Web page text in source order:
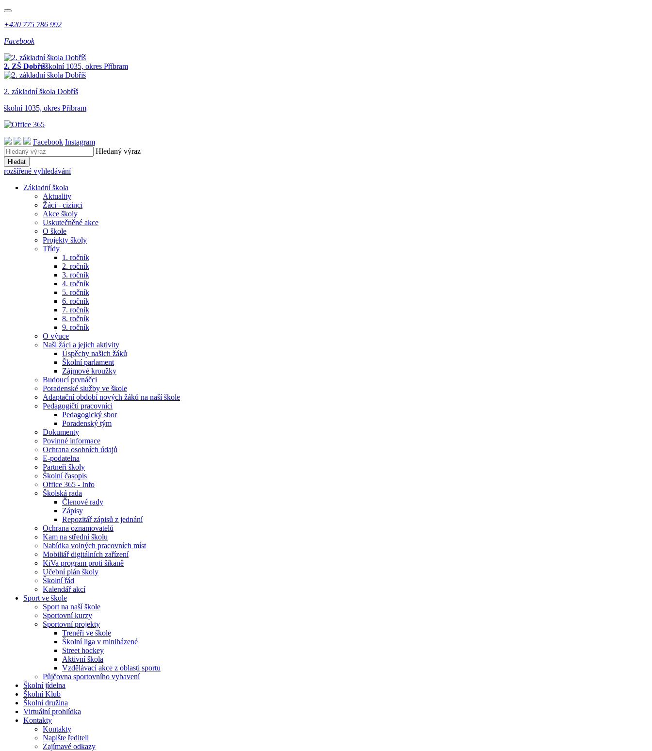
+420 775 786 992
Facebook
2. ZŠ Dobříšškolní 1035, okres Příbram
2. základníškola Dobříš
školní 1035, okres Příbram
Facebook Instagram
Hledaný výraz
Hledat
rozšířené vyhledávání
Základní škola
Aktuality
Žáci - cizinci
Akce školy
Uskutečněné akce
O škole
Projekty školy
Třídy
1. ročník
2. ročník
3. ročník
4. ročník
5. ročník
6. ročník
7. ročník
8. ročník
9. ročník
O výuce
Naši žáci a jejich aktivity
Úspěchy našich žáků
Školní parlament
Zájmové kroužky
Budoucí prvnáčci
Poradenské služby ve škole
Adaptační období nových žáků na naší škole
Pedagogičtí pracovníci
Pedagogický sbor
Poradenský tým
Dokumenty
Povinné informace
Ochrana osobních údajů
E-podatelna
Partneři školy
Školní časopis
Office 365 - Info
Školská rada
Členové rady
Zápisy
Repozitář zápisů z jednání
Ochrana oznamovatelů
Kam na střední školu
Nabídka volných pracovních míst
Mobiliář digitálních zařízení
KiVa program proti šikaně
Učební plán školy
Školní řád
Kalendář akcí
Sport ve škole
Sport na naší škole
Sportovní kurzy
Sportovní projekty
Trenéři ve škole
Školní liga v miniházené
Street hockey
Aktivní škola
Vzdělávací akce z oblasti sportu
Půjčovna sportovního vybavení
Školní jídelna
Školní Klub
Školní družina
Virtuální prohlídka
Kontakty
Kontakty
Napište řediteli
Zajímavé odkazy